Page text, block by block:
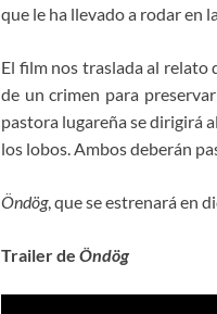
o
k
e
d
n
i
k
m
r
s
t
que le ha llevado a rodar en
El film nos traslada al relato
de un crimen para
pastora lugareña se dirigirá
los lobos. Ambos deberán
Öndög, que se estrenará en
Trailer de Öndög